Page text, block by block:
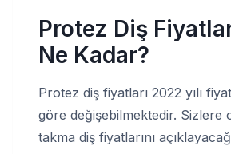
Protez Diş
Ne Kadar?
Protez diş fiyatları 2022 yılı
göre değişebilmektedir. Sizlere
takma diş fiyatlarını